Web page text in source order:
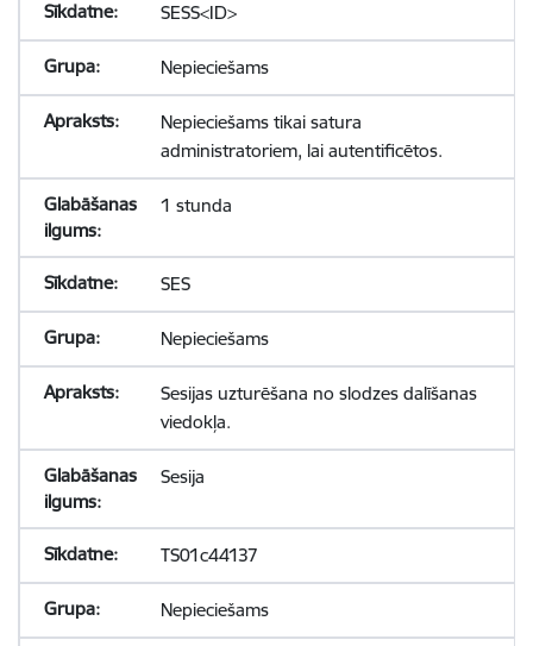
SESS<ID>
Nepieciešams
Nepieciešams tikai satura
administratoriem, lai autentificētos.
1 stunda
SES
Nepieciešams
Sesijas uzturēšana no slodzes dalīšanas
viedokļa.
Sesija
TS01c44137
Nepieciešams